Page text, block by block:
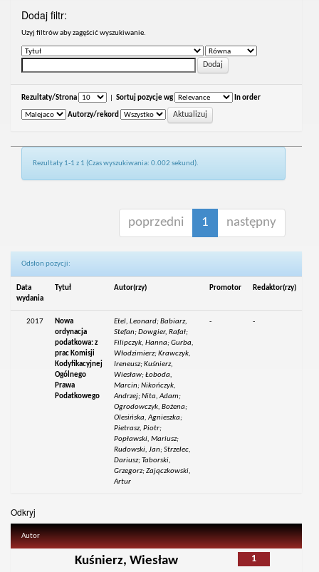
Dodaj filtr:
Uzyj filtrów aby zagęścić wyszukiwanie.
Rezultaty/Strona Sortuj pozycje wg In order
Autorzy/rekord
Rezultaty 1-1 z 1 (Czas wyszukiwania: 0.002 sekund).
poprzedni 1 następny
Odsłon pozycji:
Data
wydania
Tytuł Autor(rzy) Promotor Redaktor(rzy)
2017
Nowa
ordynacja
podatkowa: z
prac Komisji
Kodyfikacyjnej
Ogólnego
Prawa
Podatkowego
Etel, Leonard; Babiarz,
Stefan; Dowgier, Rafał;
Filipczyk, Hanna; Gurba,
Włodzimierz; Krawczyk,
Ireneusz; Kuśnierz,
Wiesław; Łoboda,
Marcin; Nikończyk,
Andrzej; Nita, Adam;
Ogrodowczyk, Bożena;
Olesińska, Agnieszka;
Pietrasz, Piotr;
Popławski, Mariusz;
Rudowski, Jan; Strzelec,
Dariusz; Taborski,
Grzegorz; Zajączkowski,
Artur
- -
Odkryj
Autor
1
Kuśnierz, Wiesław